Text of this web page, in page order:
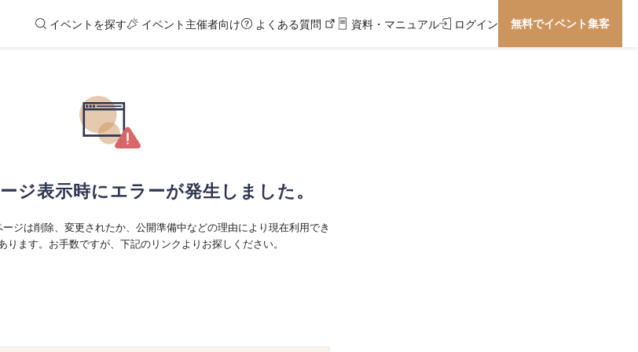
イベントを探す イベント主催者向け よくある質問 資料・マニュアル ログイン 無料でイベント集客
ジ表示時にエラーが発生しました。
ジは削除、変更されたか、公開準備中などの理由により現在利用でき
ります。お手数ですが、下記のリンクよりお探しください。